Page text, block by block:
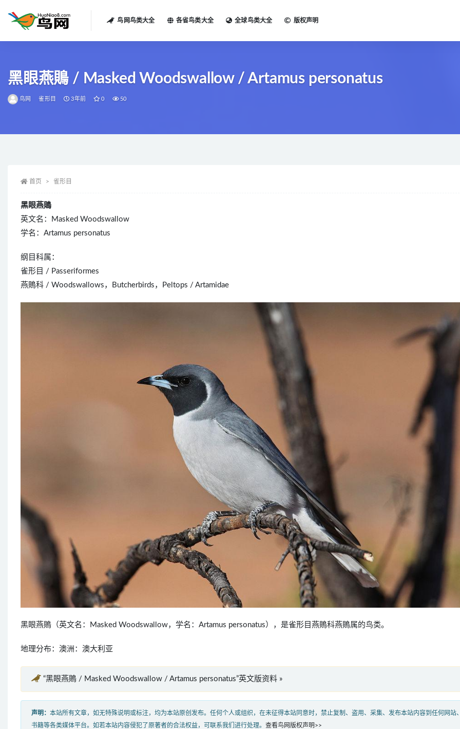
鸟网鸟类大全 各省鸟类大全 全球鸟类大全 版权声明
黑眼燕鵙 / Masked Woodswallow / Artamus personatus
鸟网 雀形目 3年前 0 50
首页 雀形目
黑眼燕鵙
英文名：Masked Woodswallow
学名：Artamus personatus
纲目科属：
雀形目 / Passeriformes
燕鵙科 / Woodswallows，Butcherbirds，Peltops / Artamidae
黑眼燕鵙（英文名：Masked Woodswallow，学名：Artamus personatus），是雀形目燕鵙科燕鵙属的鸟类。
地理分布：澳洲：澳大利亚
“黑眼燕鵙 / Masked Woodswallow / Artamus personatus”英文版资料 »
声明： 本站所有文章，如无特殊说明或标注，均为本站原创发布。任何个人或组织，在未征得本站同意时，禁止复制、盗用、采集、发布本站内容到任何网站
书籍等各类媒体平台。如若本站内容侵犯了原著者的合法权益，可联系我们进行处理。 查看鸟网版权声明>>